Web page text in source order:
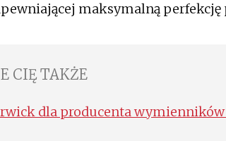
maksymalną perfekcję
CIĘ TAKŻE